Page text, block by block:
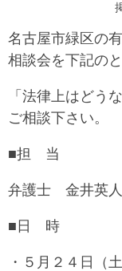
名古屋市緑区の
相談会を下記の
「法律上はどう
ご相談下さい。
■担 当
弁護士 金井英人
■日 時
・５月２４日（